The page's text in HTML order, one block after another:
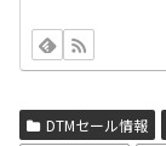
DTMセール情報